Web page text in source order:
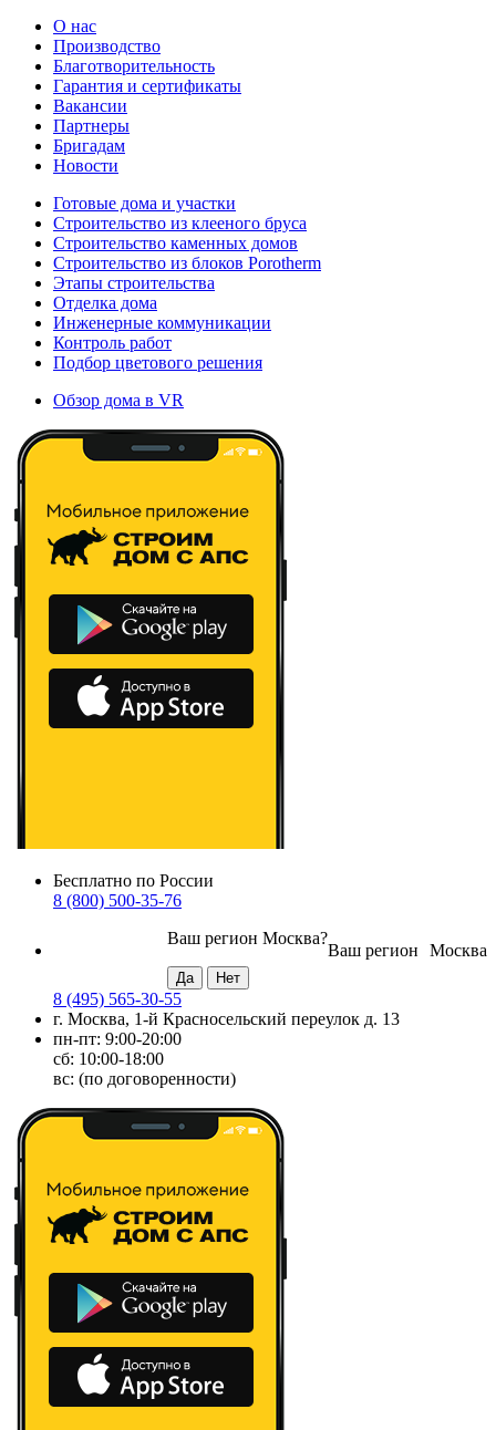
О нас
Производство
Благотворительность
Гарантия и сертификаты
Вакансии
Партнеры
Бригадам
Новости
Готовые дома и участки
Строительство из клееного бруса
Строительство каменных домов
Строительство из блоков Porotherm
Этапы строительства
Отделка дома
Инженерные коммуникации
Контроль работ
Подбор цветового решения
Обзор дома в VR
Бесплатно по России
8 (800) 500-35-76
Москва
Ваш регион
Ваш регион Москва?
8 (495) 565-30-55
г. Москва, 1-й Красносельский переулок д. 13
пн-пт: 9:00-20:00
сб: 10:00-18:00
вс: (по договоренности)